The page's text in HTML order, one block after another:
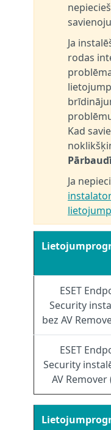
Ja
rodas
Kad
Ja
ESET
Security
bez AV
ESET
Security
AV Remover